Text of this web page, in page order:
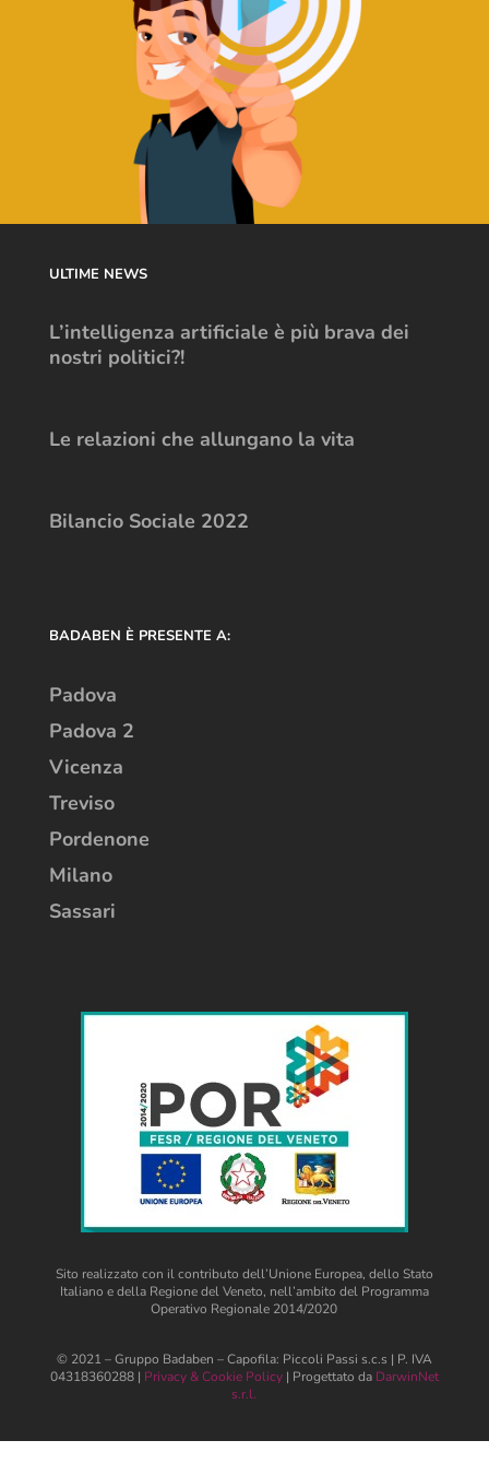
ULTIME NEWS
L’intelligenza artificiale è più brava dei
nostri politici?!
Le relazioni che allungano la vita
Bilancio Sociale 2022
BADABEN È PRESENTE A:
Padova
Padova 2
Vicenza
Treviso
Pordenone
Milano
Sassari
Sito realizzato con il contributo dell’Unione Europea, dello Stato
Italiano e della Regione del Veneto, nell’ambito del Programma
Operativo Regionale 2014/2020
© 2021 – Gruppo Badaben – Capofila: Piccoli Passi s.c.s | P. IVA
04318360288 | Privacy & Cookie Policy| Progettato da DarwinNet
s.r.l.